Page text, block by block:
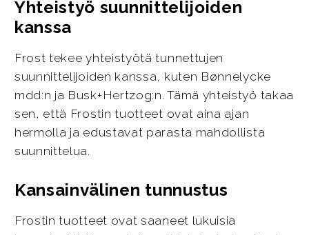
Yhteistyö suunnittelijoiden
kanssa
Frost tekee yhteistyötä tunnettujen
suunnittelijoiden kanssa, kuten Bønnelycke
mdd:n ja Busk+Hertzog:n. Tämä yhteistyö takaa
sen, että Frostin tuotteet ovat aina ajan
hermolla ja edustavat parasta mahdollista
suunnittelua.
Kansainvälinen tunnustus
Frostin tuotteet ovat saaneet lukuisia